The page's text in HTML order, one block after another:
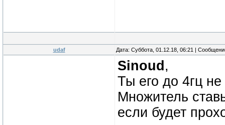
udaf Дата: Суббота, 01.12.18, 06:21 |
Sinoud ,
Ты его до 4гц
Множитель
если будет